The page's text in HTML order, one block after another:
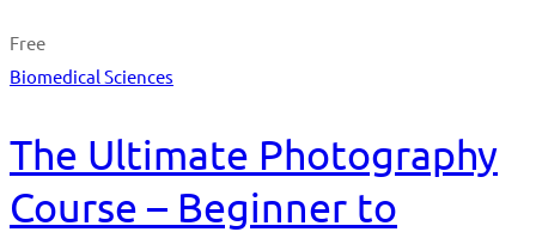
Free
Biomedical Sciences
The Ultimate Photography
Course – Beginner to